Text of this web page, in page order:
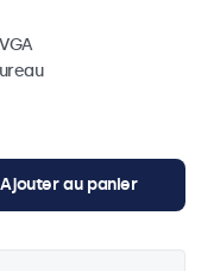
Ajouter au panier